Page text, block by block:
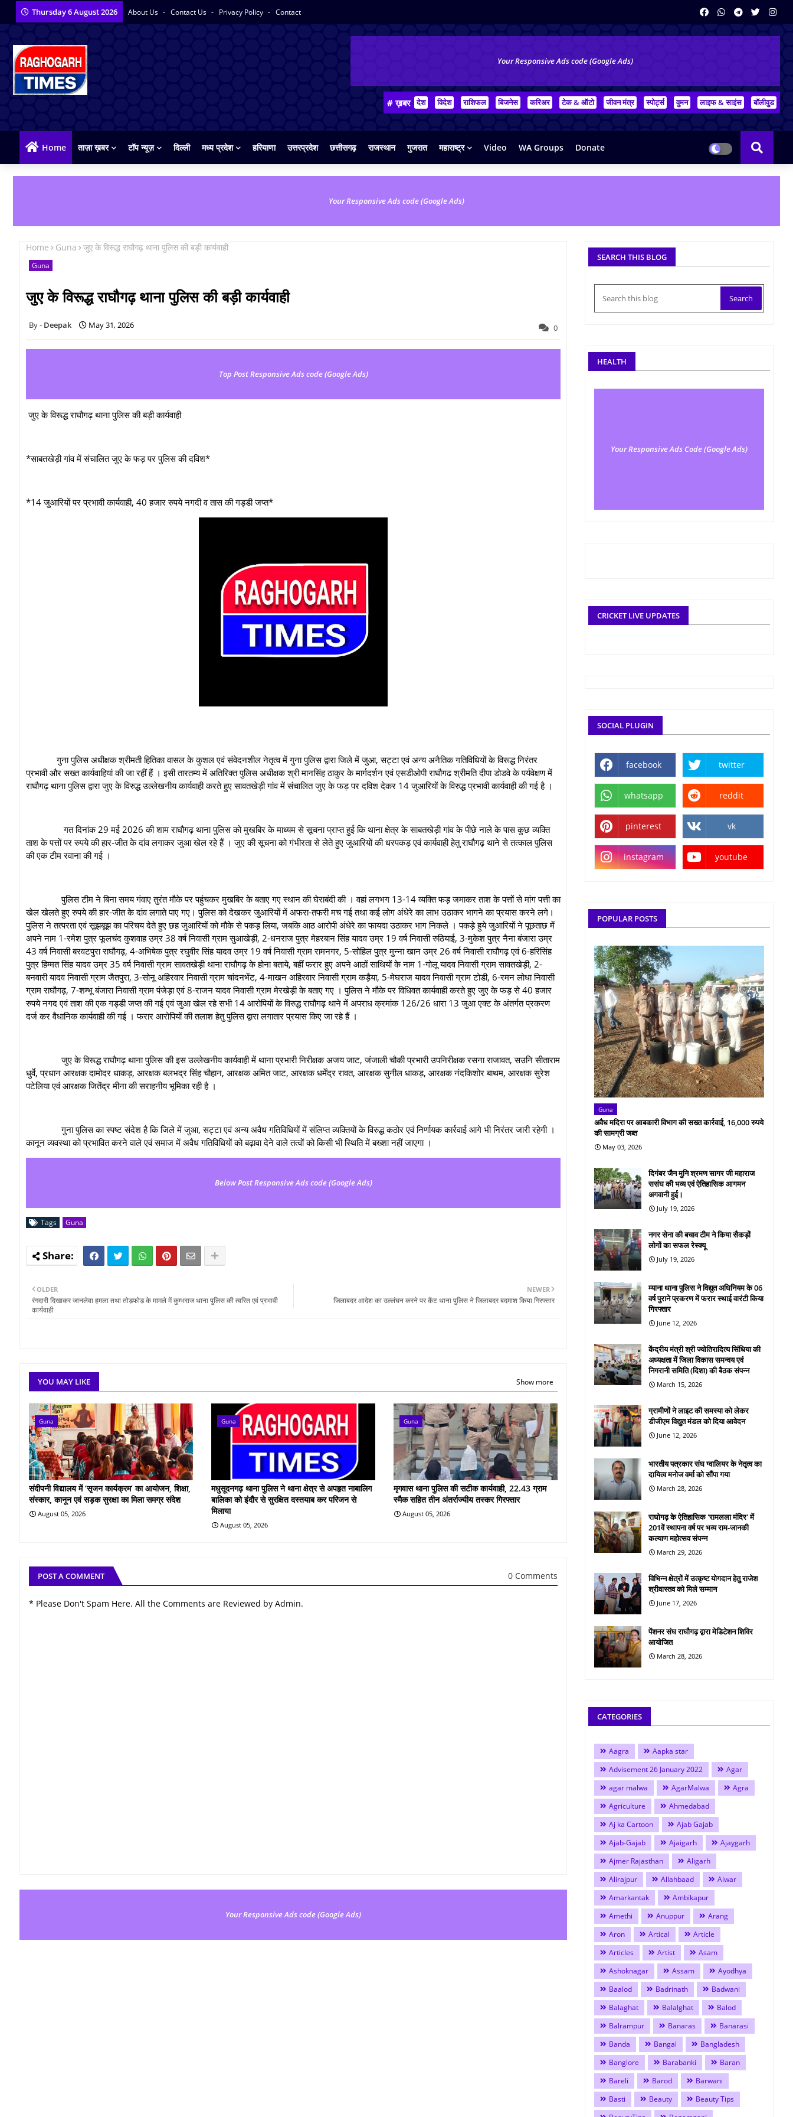
Thursday 6 August 2026 About Us Contact Us Privacy Policy Contact
Your Responsive Ads code (Google Ads)
# ख़बर देश विदेश राशिफल बिजनेस करिअर टेक & ऑटो जीवन मंत्र स्पोर्ट्स वुमन लाइफ & साइंस बॉलीवुड
Home ताज़ा ख़बर टॉप न्यूज़ दिल्ली मध्य प्रदेश हरियाणा उत्तरप्रदेश छत्तीसगढ़ राजस्थान गुजरात महाराष्ट्र Video WA Groups Donate
Your Responsive Ads code (Google Ads)
Home Guna जुए के विरूद्ध राघौगढ़ थाना पुलिस की बड़ी कार्यवाही
Guna
जुए के विरूद्ध राघौगढ़ थाना पुलिस की बड़ी कार्यवाही
Deepak May 31, 2026 0
Top Post Responsive Ads code (Google Ads)
जुए के विरूद्ध राघौगढ़ थाना पुलिस की बड़ी कार्यवाही
*साबतखेड़ी गांव में संचालित जुए के फड़ पर पुलिस की दविश*
*14 जुआरियों पर प्रभावी कार्यवाही, 40 हजार रुपये नगदी व तास की गड्डी जप्त*
गुना पुलिस अधीक्षक श्रीमती हितिका वासल के कुशल एवं संवेदनशील नेतृत्व में गुना पुलिस द्वारा जिले में जुआ, सट्टा एवं अन्य अनैतिक गतिविधियों के विरूद्ध निरंतर
प्रभावी और सख्त कार्यवाहियां की जा रहीं हैं । इसी तारतम्‍य में अतिरिक्‍त पुलिस अधीक्षक श्री मानसिंह ठाकुर के मार्गदर्शन एवं एसडीओपी राघौगढ श्रीमति दीपा डोडवे के पर्यवेक्षण में
राघौगढ़ थाना पुलिस द्वारा जुए के विरुद्ध उल्लेखनीय कार्यवाही करते हुए सावतखेड़ी गांव में संचालित जुए के फड़ पर दविश देकर 14 जुआरियों के विरुद्ध प्रभावी कार्यवाही की गई है ।
गत दिनांक 29 मई 2026 की शाम राघौगढ़ थाना पुलिस को मुखबिर के माध्यम से सूचना प्राप्त हुई कि थाना क्षेत्र के साबतखेड़ी गांव के पीछे नाले के पास कुछ व्यक्ति
ताश के पत्तों पर रुपये की हार-जीत के दांव लगाकर जुआ खेल रहे हैं । जुए की सूचना को गंभीरता से लेते हुए जुआरियों की धरपकड़ एवं कार्यवाही हेतु राघौगढ़ थाने से तत्काल पुलिस
की एक टीम रवाना की गई ।
पुलिस टीम ने बिना समय गंवाए तुरंत मौके पर पहुंचकर मुखबिर के बताए गए स्थान की घेराबंदी की । वहां लगभग 13-14 व्यक्ति फड़ जमाकर ताश के पत्तों से मांग पत्ती का
खेल खेलते हुए रुपये की हार-जीत के दांव लगाते पाए गए। पुलिस को देखकर जुआरियों में अफरा-तफरी मच गई तथा कई लोग अंधेरे का लाभ उठाकर भागने का प्रयास करने लगे।
पुलिस ने तत्परता एवं सूझबूझ का परिचय देते हुए छह जुआरियों को मौके से पकड़ लिया, जबकि आठ आरोपी अंधेरे का फायदा उठाकर भाग निकले । पकड़े हुये जुआरियों ने पूछताछ में
अपने नाम 1-रमेश पुत्र फूलचंद कुशवाह उम्र 38 वर्ष निवासी ग्राम सुआखेड़ी, 2-धनराज पुत्र मेहरबान सिंह यादव उम्र 19 वर्ष निवासी रुठियाई, 3-मुकेश पुत्र नैना बंजारा उम्र
43 वर्ष निवासी बरवटपुरा राघौगढ़, 4-अभिषेक पुत्र रघुवीर सिंह यादव उम्र 19 वर्ष निवासी ग्राम रामनगर, 5-सोहिल पुत्र मुन्ना खान उम्र 26 वर्ष निवासी राघौगढ़ एवं 6-हरिसिंह
पुत्र हिम्मत सिंह यादव उम्र 35 वर्ष निवासी ग्राम सावतखेड़ी थाना राघौगढ़ के होना बताये, बहीं फरार हुए अपने आठों साथियों के नाम 1-गोलू यादव निवासी ग्राम सावतखेड़ी, 2-
बनवारी यादव निवासी ग्राम जैतपुरा, 3-सोनू अहिरवार निवासी ग्राम चांदनभेंट, 4-माखन अहिरवार निवासी ग्राम कड़ैया, 5-मेघराज यादव निवासी ग्राम टोडी, 6-रमन लोधा निवासी
ग्राम राघौगढ़, 7-शम्भू बंजारा निवासी ग्राम पंजेड़ा एवं 8-राजन यादव निवासी ग्राम मेरखेड़ी के बताए गए । पुलिस ने मौके पर विधिवत कार्यवाही करते हुए जुए के फड़ से 40 हजार
रुपये नगद एवं ताश की एक गड्डी जप्त की गई एवं जुआ खेल रहे सभी 14 आरोपियों के विरुद्ध राघौगढ़ थाने में अपराध क्रमांक 126/26 धारा 13 जुआ एक्ट के अंतर्गत प्रकरण
दर्ज कर वैधानिक कार्यवाही की गई । फरार आरोपियों की तलाश हेतु पुलिस द्वारा लगातार प्रयास किए जा रहे हैं ।
जुए के विरूद्ध राघौगढ़ थाना पुलिस की इस उल्लेखनीय कार्यवाही में थाना प्रभारी निरीक्षक अजय जाट, जंजाली चौकी प्रभारी उपनिरीक्षक रसना राजावत, सउनि सीताराम
धुर्वे, प्रधान आरक्षक दामोदर धाकड़, आरक्षक बलभद्र सिंह चौहान, आरक्षक अमित जाट, आरक्षक धर्मेंद्र रावत, आरक्षक सुनील धाकड़, आरक्षक नंदकिशोर बाथम, आरक्षक सुरेश
पटेलिया एवं आरक्षक जितेंद्र मीना की सराहनीय भूमिका रही है ।
गुना पुलिस का स्पष्ट संदेश है कि जिले में जुआ, सट्टा एवं अन्य अवैध गतिविधियों में संलिप्त व्यक्तियों के विरुद्ध कठोर एवं निर्णायक कार्रवाई आगे भी निरंतर जारी रहेगी ।
कानून व्यवस्था को प्रभावित करने वाले एवं समाज में अवैध गतिविधियों को बढ़ावा देने वाले तत्वों को किसी भी स्थिति में बख्शा नहीं जाएगा ।
Below Post Responsive Ads code (Google Ads)
Tags Guna
NEWER
जिलाबदर आदेश का उल्लंघन करने पर कैंट थाना पुलिस ने जिलाबदर बदमाश किया गिरफ्तार
OLDER
रंगदारी दिखाकर जानलेवा हमला तथा तोड़फोड़ के मामले में कुम्भराज थाना पुलिस की त्वरित एवं प्रभावी
कार्यवाही
YOU MAY LIKE Show more
Guna
संदीपनी विद्यालय में ‘सृजन कार्यक्रम’ का आयोजन, शिक्षा,
संस्कार, कानून एवं सड़क सुरक्षा का मिला समग्र संदेश
August 05, 2026
Guna
मधुसूदनगढ़ थाना पुलिस ने थाना क्षेत्र से अपहृत नाबालिग
बालिका को इंदौर से सुरक्षित दस्तयाब कर परिजन से
मिलाया
August 05, 2026
Guna
मृगवास थाना पुलिस की सटीक कार्यवाही, 22.43 ग्राम
स्मैक सहित तीन अंतर्राज्यीय तस्कर गिरफ्तार
August 05, 2026
POST A COMMENT 0 Comments
* Please Don't Spam Here. All the Comments are Reviewed by Admin.
Your Responsive Ads code (Google Ads)
SEARCH THIS BLOG
HEALTH
Your Responsive Ads Code (Google Ads)
CRICKET LIVE UPDATES
SOCIAL PLUGIN
facebook twitter
whatsapp reddit
pinterest vk
instagram youtube
POPULAR POSTS
Guna
अवैध मदिरा पर आबकारी विभाग की सख्त कार्रवाई, 16,000 रुपये
की सामग्री जब्त
May 03, 2026
दिगंबर जैन मुनि श्रमण सागर जी महाराज
ससंघ की भव्य एवं ऐतिहासिक आगमन
अगवानी हुई।
July 19, 2026
नगर सेना की बचाव टीम ने किया सैकड़ों
लोगों का सफल रेस्क्यू
July 19, 2026
म्याना थाना पुलिस ने विद्युत अधिनियम के 06
वर्ष पुराने प्रकरण में फरार स्थाई वारंटी किया
गिरफ्तार
June 12, 2026
केंद्रीय मंत्री श्री ज्योतिरादित्य सिंधिया की
अध्यक्षता में जिला विकास समन्वय एवं
निगरानी समिति (दिशा) की बैठक संपन्न
March 15, 2026
ग्रामीणों ने लाइट की समस्या को लेकर
डीजीएम विद्युत मंडल को दिया आवेदन
June 12, 2026
भारतीय पत्रकार संघ ग्वालियर के नेतृत्व का
दायित्व मनोज वर्मा को सौंपा गया
March 28, 2026
राघोगढ़ के ऐतिहासिक 'रामलला मंदिर' में
201वें स्थापना वर्ष पर भव्य राम-जानकी
कल्याण महोत्सव संपन्न
March 29, 2026
विभिन्न क्षेत्रों में उत्कृष्ट योगदान हेतु राजेश
श्रीवास्तव को मिले सम्मान
June 17, 2026
पेंशनर संघ राघौगढ़ द्वारा मेडिटेशन शिविर
आयोजित
March 28, 2026
CATEGORIES
Aagra
Aapka star
Advisement 26 January 2022
Agar
agar malwa
AgarMalwa
Agra
Agriculture
Ahmedabad
Aj ka Cartoon
Ajab Gajab
Ajab-Gajab
Ajaigarh
Ajaygarh
Ajmer Rajasthan
Aligarh
Alirajpur
Allahbaad
Alwar
Amarkantak
Ambikapur
Amethi
Anuppur
Arang
Aron
Artical
Article
Articles
Artist
Asam
Ashoknagar
Assam
Ayodhya
Baalod
Badrinath
Badwani
Balaghat
Balalghat
Balod
Balrampur
Banaras
Banarasi
Banda
Bangal
Bangladesh
Banglore
Barabanki
Baran
Bareli
Barod
Barwani
Basti
Beauty
Beauty Tips